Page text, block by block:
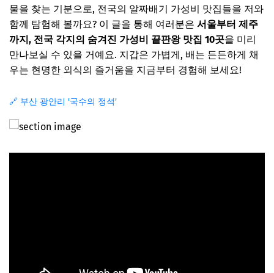
물을 찾는 기분으로, 전국의 알짜배기 가성비 맛집들을 저와
함께 탐험해 볼까요? 이 글을 통해 여러분은 서울부터 제주
까지, 전국 각지의 숨겨진 가성비 끝판왕 맛집 10곳을 미리
만나보실 수 있을 거예요. 지갑은 가볍게, 배는 든든하게 채
우는 현명한 외식의 즐거움을 지금부터 경험해 보세요!
🔗 부산 광안리 '국수의 정석'